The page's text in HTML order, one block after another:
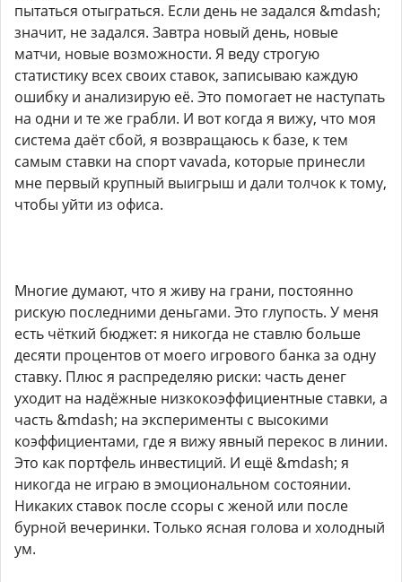
пытаться отыграться. Если день не задался &mdash;
значит, не задался. Завтра новый день, новые
матчи, новые возможности. Я веду строгую
статистику всех своих ставок, записываю каждую
ошибку и анализирую её. Это помогает не наступать
на одни и те же грабли. И вот когда я вижу, что моя
система даёт сбой, я возвращаюсь к базе, к тем
самым ставки на спорт vavada, которые принесли
мне первый крупный выигрыш и дали толчок к тому,
чтобы уйти из офиса.
Многие думают, что я живу на грани, постоянно
рискую последними деньгами. Это глупость. У меня
есть чёткий бюджет: я никогда не ставлю больше
десяти процентов от моего игрового банка за одну
ставку. Плюс я распределяю риски: часть денег
уходит на надёжные низкокоэффициентные ставки, а
часть &mdash; на эксперименты с высокими
коэффициентами, где я вижу явный перекос в линии.
Это как портфель инвестиций. И ещё &mdash; я
никогда не играю в эмоциональном состоянии.
Никаких ставок после ссоры с женой или после
бурной вечеринки. Только ясная голова и холодный
ум.